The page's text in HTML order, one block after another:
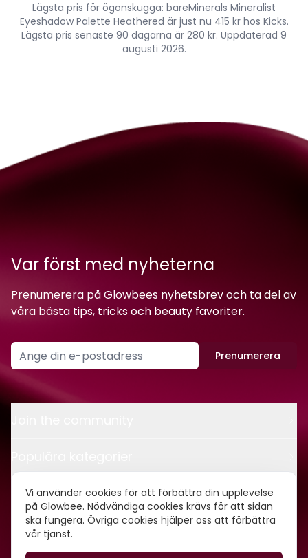
Vi använder cookies för att förbättra din upplevelse
på Glowbee. Nödvändiga cookies krävs för att sidan
ska fungera. Övriga cookies hjälper oss att förbättra
vår tjänst.
Lägsta pris för ögonskugga: bareMinerals Mineralist
Eyeshadow Palette Heathered är just nu 415 kr hos Kicks.
Lägsta pris senaste 90 dagarna är 280 kr. Uppdaterad 9
augusti 2026.
Var först med nyheterna
Prenumerera på Glowbees nyhetsbrev och ta del av
våra bästa tips, tricks och beauty favoriter.
Prenumerera
Kontakt
Om oss